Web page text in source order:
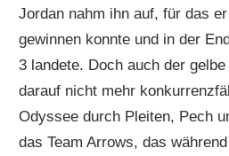
Jordan nahm ihn auf, für das
gewinnen konnte und in der
3 landete. Doch auch der
darauf nicht mehr
Odyssee durch Pleiten, Pech
das Team Arrows, das